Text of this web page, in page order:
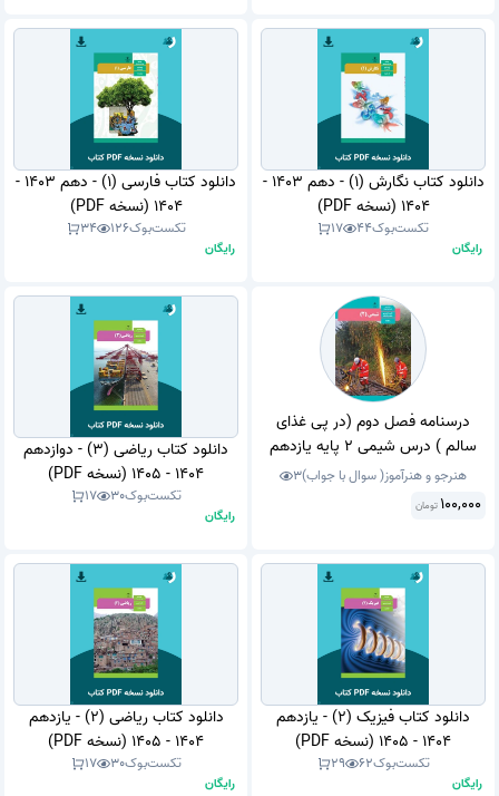
دانلود کتاب نگارش (1) - دهم 1403 -
1404 (نسخه PDF)
تکست‌بوک44
17
رایگان
دانلود کتاب فارسی (1) - دهم 1403 -
1404 (نسخه PDF)
تکست‌بوک126
34
رایگان
درسنامه فصل دوم (در پی غذای
سالم ) درس شیمی 2 پایه یازدهم
علوم تجربی سال 1400 ، به همراه
تمام فصل ها تالیف گروه شیمی
سال 1404.
هنرجو و هنرآموز( سوال با جواب)3
100,000 تومان
دانلود کتاب ریاضی (3) - دوازدهم
1404 - 1405 (نسخه PDF)
تکست‌بوک30
17
رایگان
دانلود کتاب فیزیک (2) - یازدهم
1404 - 1405 (نسخه PDF)
تکست‌بوک62
29
رایگان
دانلود کتاب ریاضی (2) - یازدهم
1404 - 1405 (نسخه PDF)
تکست‌بوک30
17
رایگان